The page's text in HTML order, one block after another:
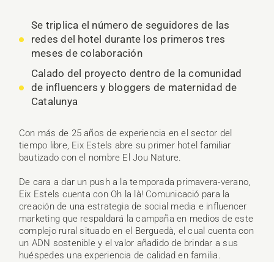
Se triplica el número de seguidores de las
redes del hotel durante los primeros tres
meses de colaboración
Calado del proyecto dentro de la comunidad
de influencers y bloggers de maternidad de
Catalunya
Con más de 25 años de experiencia en el sector del
tiempo libre, Eix Estels abre su primer hotel familiar
bautizado con el nombre El Jou Nature.
De cara a dar un push a la temporada primavera-verano,
Eix Estels cuenta con Oh la là! Comunicació para la
creación de una estrategia de social media e influencer
marketing que respaldará la campaña en medios de este
complejo rural situado en el Berguedà, el cual cuenta con
un ADN sostenible y el valor añadido de brindar a sus
huéspedes una experiencia de calidad en familia.